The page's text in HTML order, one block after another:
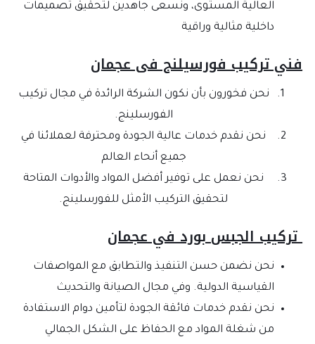
العالية المستوى، ونسعى جاهدين لتحقيق تصميمات
داخلية مثالية وراقية
فني تركيب فورسيلنج فى عجمان
نحن فخورون بأن نكون الشركة الرائدة في مجال تركيب
الفورسلينج.
نحن نقدم خدمات عالية الجودة ومحترفة لعملائنا في
جميع أنحاء العالم
نحن نعمل على توفير أفضل المواد والأدوات المتاحة
لتحقيق التركيب الأمثل للفورسلينج.
تركيب الجبس بورد في عجمان
نحن نضمن حسن التنفيذ والتطابق مع المواصفات
القياسية الدولية. وفي مجال الصيانة والتحديث
نحن نقدم خدمات فائقة الجودة لتأمين دوام الاستفادة
من شغلة المواد مع الحفاظ على الشكل الجمالي